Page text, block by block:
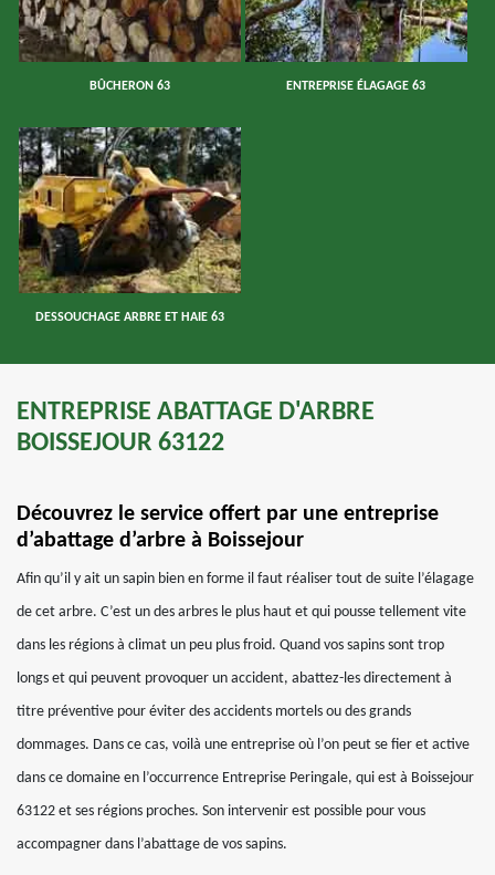
BÛCHERON 63 ENTREPRISE ÉLAGAGE 63
DESSOUCHAGE ARBRE ET HAIE 63
ENTREPRISE ABATTAGE D'ARBRE
BOISSEJOUR 63122
Découvrez le service offert par une entreprise
d’abattage d’arbre à Boissejour
Afin qu’il y ait un sapin bien en forme il faut réaliser tout de suite l’élagage
de cet arbre. C’est un des arbres le plus haut et qui pousse tellement vite
dans les régions à climat un peu plus froid. Quand vos sapins sont trop
longs et qui peuvent provoquer un accident, abattez-les directement à
titre préventive pour éviter des accidents mortels ou des grands
dommages. Dans ce cas, voilà une entreprise où l’on peut se fier et active
dans ce domaine en l’occurrence Entreprise Peringale, qui est à Boissejour
63122 et ses régions proches. Son intervenir est possible pour vous
accompagner dans l’abattage de vos sapins.